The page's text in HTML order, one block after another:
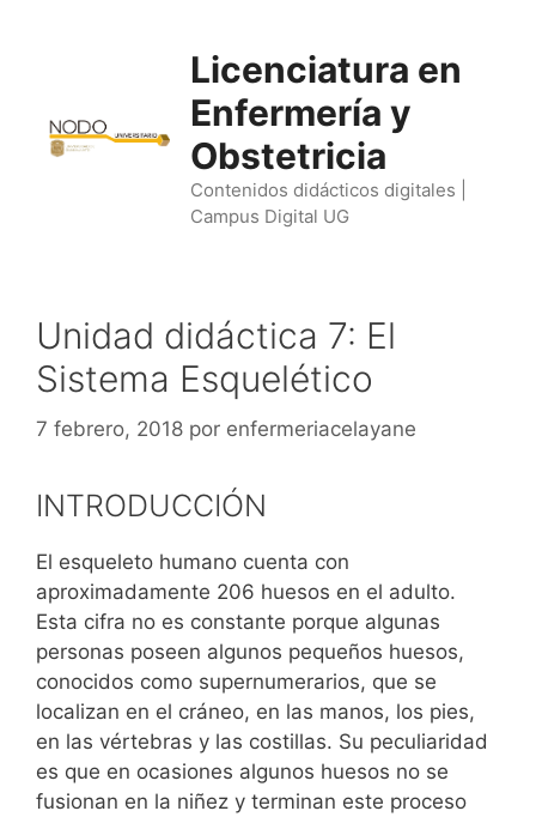
Licenciatura en
Enfermería y
Obstetricia
Contenidos didácticos digitales |
Campus Digital UG
Unidad didáctica 7: El
Sistema Esquelético
7 febrero, 2018 por enfermeriacelayane
INTRODUCCIÓN
El esqueleto humano cuenta con
aproximadamente 206 huesos en el adulto.
Esta cifra no es constante porque algunas
personas poseen algunos pequeños huesos,
conocidos como supernumerarios, que se
localizan en el cráneo, en las manos, los pies,
en las vértebras y las costillas. Su peculiaridad
es que en ocasiones algunos huesos no se
fusionan en la niñez y terminan este proceso